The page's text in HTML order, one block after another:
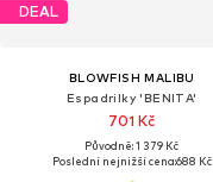
DEAL
BLOWFISH MALIBU
Espadrilky 'BENITA'
701 Kč
Původně: 1 379 Kč
Poslední nejnižší cena:688 Kč